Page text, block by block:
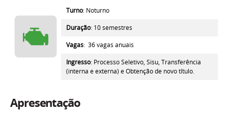
Turno: Noturno
Duração: 10 semestres
Vagas: 36 vagas anuais
Ingresso: Processo Seletivo, Sisu, Transferência
(interna e externa) e Obtenção de novo título.
Apresentação